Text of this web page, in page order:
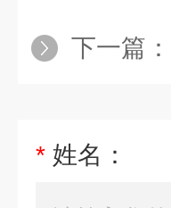
下一篇：
* 姓名：